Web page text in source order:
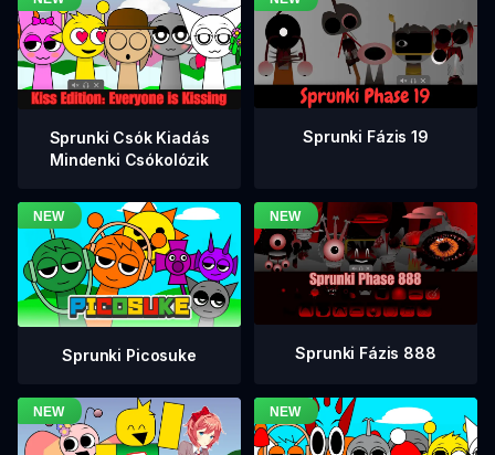
Sprunki Csók Kiadás
Mindenki Csókolózik
Sprunki Fázis 19
Sprunki Picosuke Sprunki Fázis 888